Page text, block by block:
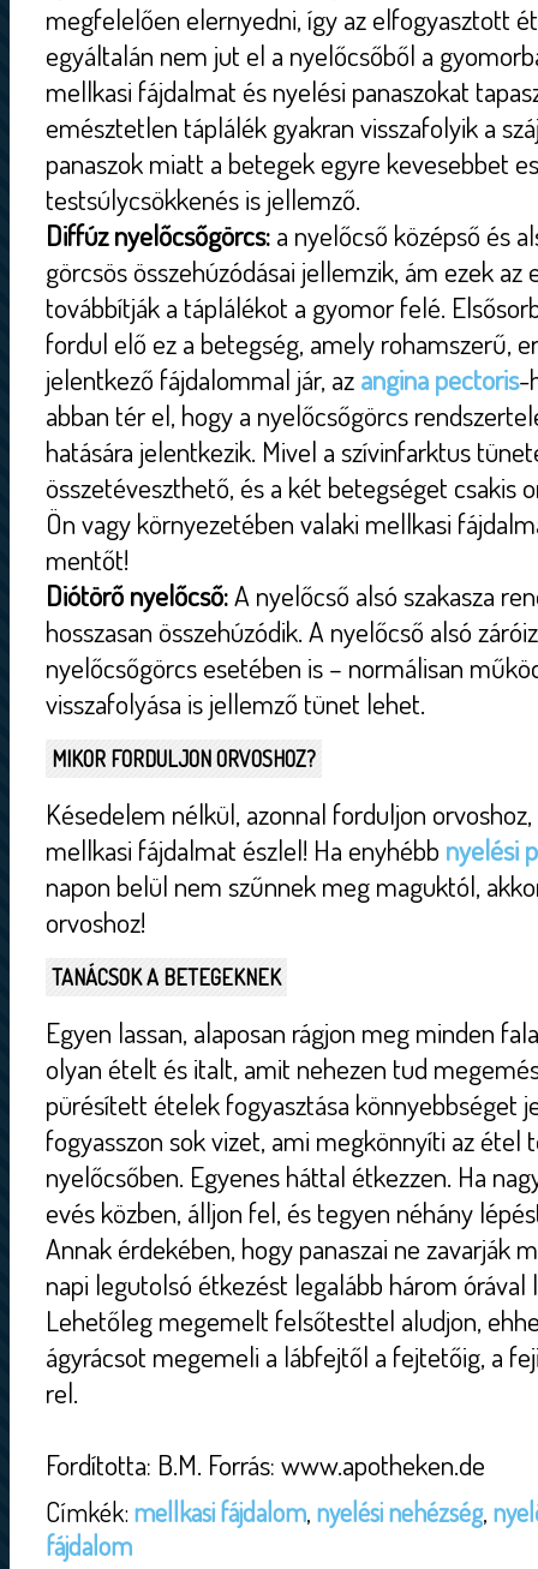
megfelelően elernyedni, így az elfogyasztott
egyáltalán nem jut el a nyelőcsőből a
mellkasi fájdalmat és nyelési panaszokat
emésztetlen táplálék gyakran visszafolyik a
panaszok miatt a betegek egyre kevesebbet
testsúlycsökkenés is jellemző.
Diffúz nyelőcsőgörcs: a nyelőcső középső és
görcsös összehúzódásai jellemzik, ám ezek az
továbbítják a táplálékot a gyomor felé.
fordul elő ez a betegség, amely rohamszerű,
jelentkező fájdalommal jár, az angina pectoris-
abban tér el, hogy a nyelőcsőgörcs
hatására jelentkezik. Mivel a szívinfarktus
összetéveszthető, és a két betegséget csakis
Ön vagy környezetében valaki mellkasi
mentőt!
Diótörő nyelőcső:A nyelőcső alsó szakasza
hosszasan összehúzódik. A nyelőcső alsó
nyelőcsőgörcs esetében is – normálisan
visszafolyása is jellemző tünet lehet.
MIKOR FORDULJON ORVOSHOZ?
Késedelem nélkül, azonnal forduljon
mellkasi fájdalmat észlel! Ha enyhébb nyelési
napon belül nem szűnnek meg maguktól,
orvoshoz!
TANÁCSOK A BETEGEKNEK
Egyen lassan, alaposan rágjon meg minden
olyan ételt és italt, amit nehezen tud
pürésített ételek fogyasztása könnyebbséget
fogyasszon sok vizet, ami megkönnyíti az étel
nyelőcsőben. Egyenes háttal étkezzen. Ha
evés közben, álljon fel, és tegyen néhány
Annak érdekében, hogy panaszai ne zavarják
napi legutolsó étkezést legalább három
Lehetőleg megemelt felsőtesttel aludjon,
ágyrácsot megemeli a lábfejtől a fejtetőig, a
rel.
Fordította: B.M. Forrás: www.apotheken.de
Címkék: mellkasi fájdalom, nyelési nehézség,
fájdalom